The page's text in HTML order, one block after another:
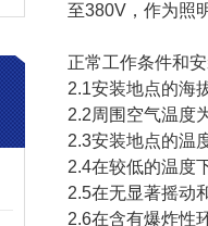
至380V，作为照
正常工作条件和
2.1安装地点的海
2.2周围空气温度
2.3安装地点的温
2.4在较低的温度
2.5在无显著摇动
2.6在含有爆炸性